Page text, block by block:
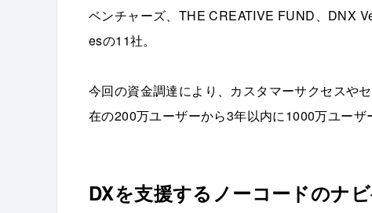
ベンチャーズ、THE CREATIVE FUND、DNX
esの11社。
今回の資金調達により、カスタマーサクセスや
在の200万ユーザーから3年以内に1000万ユーザ
DXを支援するノーコードのナ